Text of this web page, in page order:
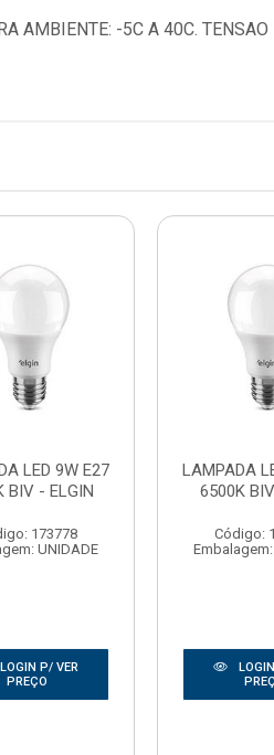
AMBIENTE: -5C A 40C.
LED 9W E27
BIV - ELGIN
173778
UNIDADE
LOGIN P/ VER
PREÇO
LAMPADA
6500K
Código: